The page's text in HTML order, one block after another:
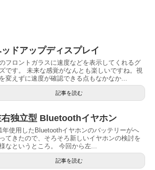
ドアップディスプレイ
フロントガラスに速度などを表示してくれるグ
です。 未来な感覚がなんとも楽しいですね。視
変えずに速度が確認できる点もなかなか...
記事を読む
右独立型 Bluetoothイヤホン
年使用したBluetoothイヤホンのバッテリーがへ
てきたので、そろそろ新しいイヤホンの検討を
なというところ。 今回から左...
記事を読む